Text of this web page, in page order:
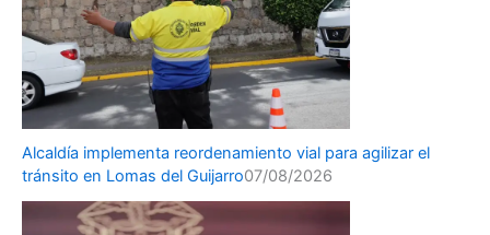
Alcaldía implementa reordenamiento vial para agilizar el
tránsito en Lomas del Guijarro07/08/2026